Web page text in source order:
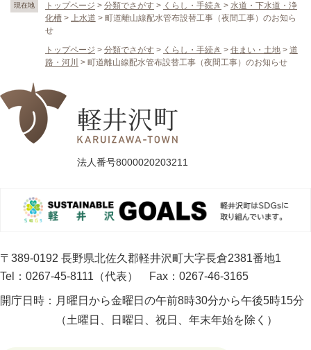
現在地 トップページ > 分類でさがす > くらし・手続き > 水道・下水道・浄
化槽 > 上水道 > 町道離山線配水管布設替工事（夜間工事）のお知ら
せ
トップページ > 分類でさがす > くらし・手続き > 住まい・土地 > 道
路・河川 > 町道離山線配水管布設替工事（夜間工事）のお知らせ
法人番号8000020203211
〒389-0192 長野県北佐久郡軽井沢町大字長倉2381番地1
Tel：0267-45-8111（代表）
Fax：0267-46-3165
開庁日時： 月曜日から金曜日の午前8時30分から午後5時15分
（土曜日、日曜日、祝日、年末年始を除く）